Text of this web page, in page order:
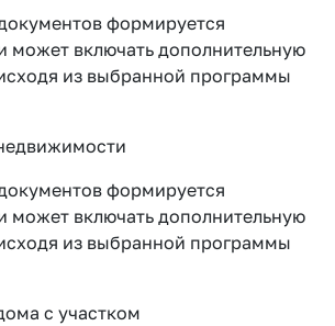
формируется
может включать дополнительную
из выбранной программы
формируется
может включать дополнительную
из выбранной программы
с участком